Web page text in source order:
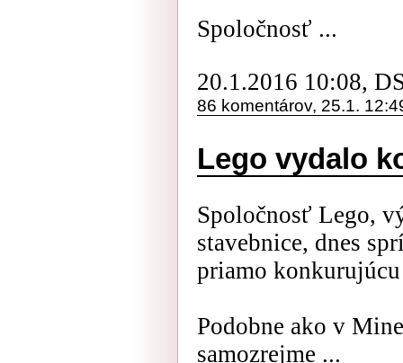
Spoločnosť ...
20.1.2016 10:08,
86 komentárov, 25.1.
Lego vydalo
Spoločnosť Lego,
stavebnice, dnes
priamo
Podobne ako v
samozrejme ...